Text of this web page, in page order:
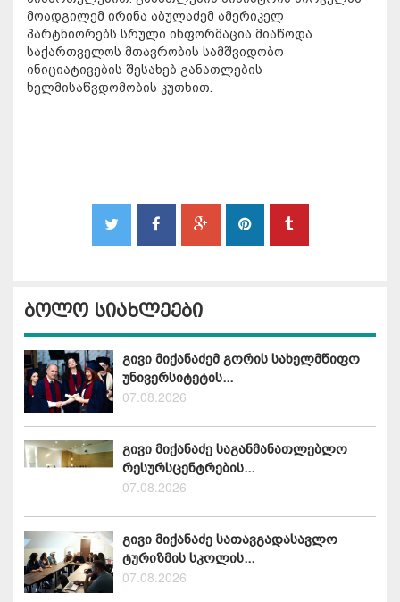
მოადგილემ ირინა აბულაძემ ამერიკელ
პარტნიორებს სრული ინფორმაცია მიაწოდა
საქართველოს მთავრობის სამშვიდობო
ინიციატივების შესახებ განათლების
ხელმისაწვდომობის კუთხით.
ბოლო სიახლეები
გივი მიქანაძემ გორის სახელმწიფო
უნივერსიტეტის...
07.08.2026
გივი მიქანაძე საგანმანათლებლო
რესურსცენტრების...
07.08.2026
გივი მიქანაძე სათავგადასავლო
ტურიზმის სკოლის...
07.08.2026